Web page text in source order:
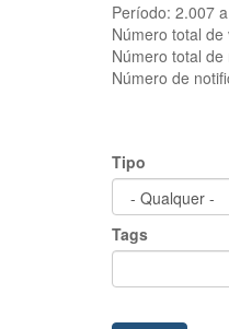
Período: 2.007
Número total
Número total
Número de
Tipo
Tags